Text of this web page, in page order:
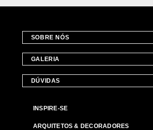
SOBRE NÓS
GALERIA
DÚVIDAS
INSPIRE-SE
ARQUITETOS & DECORADORES